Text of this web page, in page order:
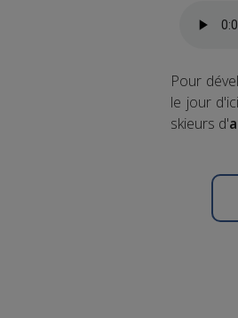
Pour
le jour
skieurs d'